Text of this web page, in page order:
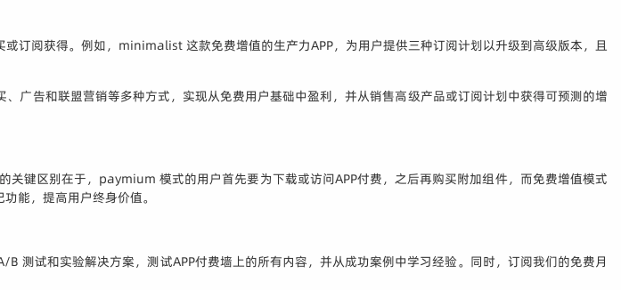
订阅获得。例如，minimalist 这款免费增值的生产力APP，为用户提供三种订阅计划以升级到高级版本，且
广告和联盟营销等多种方式，实现从免费用户基础中盈利，并从销售高级产品或订阅计划中获得可预测的增
关键区别在于，paymium 模式的用户首先要为下载或访问APP付费，之后再购买附加组件，而免费增值模式
能，提高用户终身价值。
测试和实验解决方案，测试APP付费墙上的所有内容，并从成功案例中学习经验。同时，订阅我们的免费月